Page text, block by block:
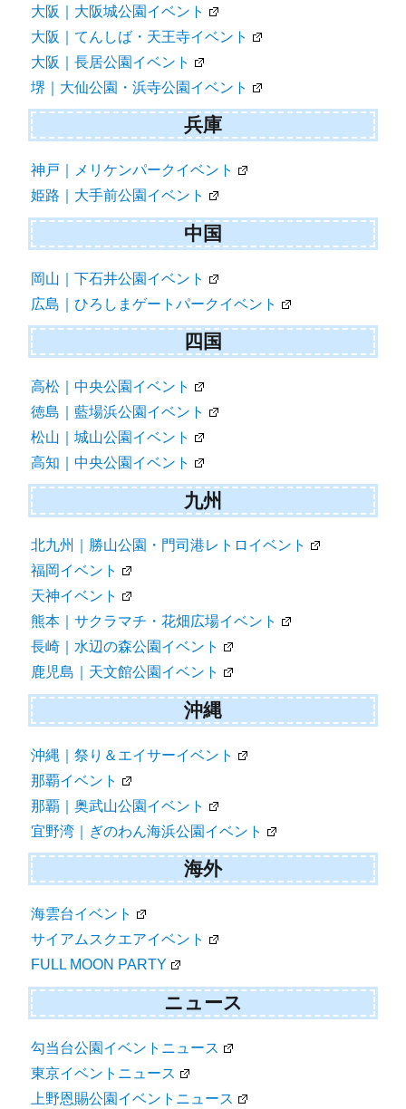
大阪｜大阪城公園イベント
大阪｜てんしば・天王寺イベント
大阪｜長居公園イベント
堺｜大仙公園・浜寺公園イベント
兵庫
神戸｜メリケンパークイベント
姫路｜大手前公園イベント
中国
岡山｜下石井公園イベント
広島｜ひろしまゲートパークイベント
四国
高松｜中央公園イベント
徳島｜藍場浜公園イベント
松山｜城山公園イベント
高知｜中央公園イベント
九州
北九州｜勝山公園・門司港レトロイベント
福岡イベント
天神イベント
熊本｜サクラマチ・花畑広場イベント
長崎｜水辺の森公園イベント
鹿児島｜天文館公園イベント
沖縄
沖縄｜祭り＆エイサーイベント
那覇イベント
那覇｜奥武山公園イベント
宜野湾｜ぎのわん海浜公園イベント
海外
海雲台イベント
サイアムスクエアイベント
FULL MOON PARTY
ニュース
勾当台公園イベントニュース
東京イベントニュース
上野恩賜公園イベントニュース